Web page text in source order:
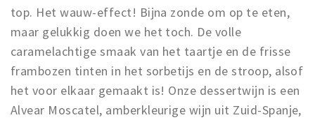
top. Het wauw-effect! Bijna zonde om op te eten,
maar gelukkig doen we het toch. De volle
caramelachtige smaak van het taartje en de frisse
frambozen tinten in het sorbetijs en de stroop, alsof
het voor elkaar gemaakt is! Onze dessertwijn is een
Alvear Moscatel, amberkleurige wijn uit Zuid-Spanje,